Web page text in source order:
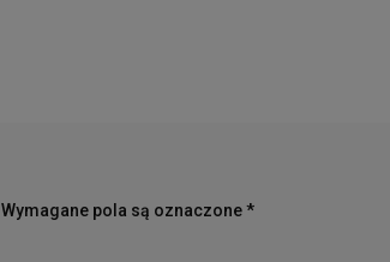
Wymagane pola są oznaczone*